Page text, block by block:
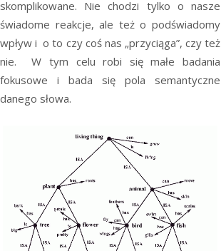
skomplikowane. Nie chodzi tylko o nasze
świadome reakcje, ale też o podświadomy
wpływ i o to czy coś nas „przyciąga”, czy też
nie. W tym celu robi się małe badania
fokusowe i bada się pola semantyczne
danego słowa.